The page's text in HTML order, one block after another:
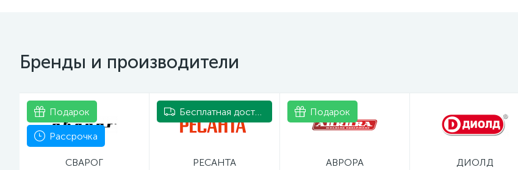
Бренды и производители
Подарок
Рассрочка
СВАРОГ
Бесплатная доставка
РЕСАНТА
Подарок
АВРОРА ДИОЛД